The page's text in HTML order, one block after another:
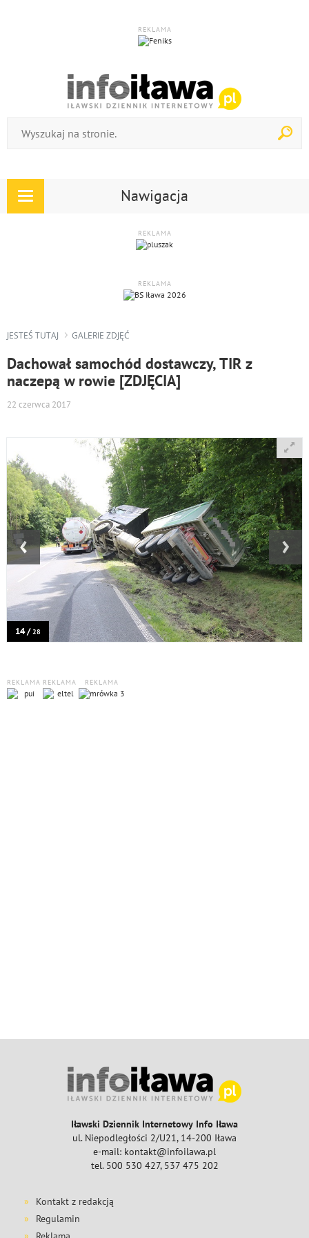
REKLAMA
Nawigacja
Rozwiń
REKLAMA
REKLAMA
JESTEŚ TUTAJ GALERIE ZDJĘĆ
Dachował samochód dostawczy, TIR z
naczepą w rowie [ZDJĘCIA]
22 czerwca 2017
14 /28
‹ ›
REKLAMA REKLAMA REKLAMA
Iławski Dziennik Internetowy Info Iława
ul. Niepodległości 2/U21, 14-200 Iława
e-mail: kontakt@infoilawa.pl
tel. 500 530 427, 537 475 202
Kontakt z redakcją
Regulamin